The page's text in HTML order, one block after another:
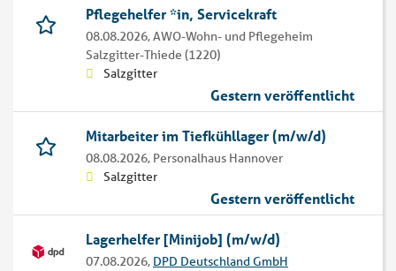
Pflegehelfer *in, Servicekraft
08.08.2026,AWO-Wohn- und Pflegeheim
Salzgitter-Thiede (1220)
Salzgitter
Gestern veröffentlicht
Mitarbeiter im Tiefkühllager (m/w/d)
08.08.2026, Personalhaus Hannover
Salzgitter
Gestern veröffentlicht
Lagerhelfer [Minijob] (m/w/d)
07.08.2026, DPD Deutschland GmbH